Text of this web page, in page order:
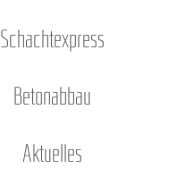
Schacht­ex­press
Beton­ab­bau
Aktu­el­les